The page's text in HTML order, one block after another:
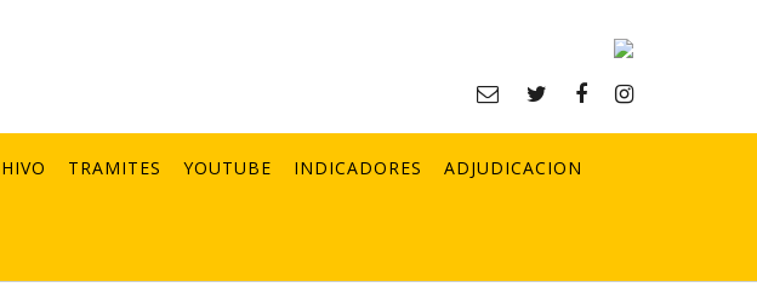
TRAMITES YOUTUBE INDICADORES ADJUDICACION